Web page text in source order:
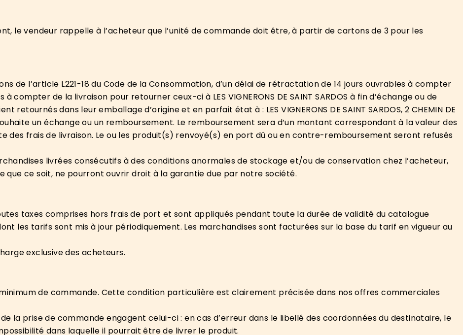
le vendeur rappelle à l’acheteur que l’unité de commande doit être, à partir de cartons de 3 pour les
de l’article L221-18 du Code de la Consommation, d’un délai de rétractation de 14 jours ouvrables à compter
compter de la livraison pour retourner ceux-ci à LES VIGNERONS DE SAINT SARDOS à fin d’échange ou de
dans leur emballage d’origine et en parfait état à : LES VIGNERONS DE SAINT SARDOS, 2 CHEMIN DE
souhaite un échange ou un remboursement. Le remboursement sera d’un montant correspondant à la valeur des
frais de livraison. Le ou les produit(s) renvoyé(s) en port dû ou en contre-remboursement seront refusés
livrées consécutifs à des conditions anormales de stockage et/ou de conservation chez l’acheteur,
que ce soit, ne pourront ouvrir droit à la garantie due par notre société.
taxes comprises hors frais de port et sont appliqués pendant toute la durée de validité du catalogue
dont les tarifs sont mis à jour périodiquement. Les marchandises sont facturées sur la base du tarif en vigueur au
exclusive des acheteurs.
de commande. Cette condition particulière est clairement précisée dans nos offres commerciales
la prise de commande engagent celui-ci : en cas d’erreur dans le libellé des coordonnées du destinataire, le
dans laquelle il pourrait être de livrer le produit.